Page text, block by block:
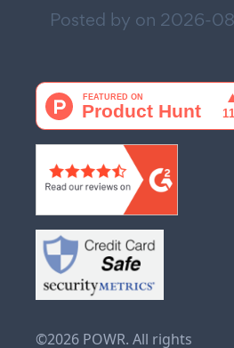
Posted by on 2026-
©2026 POWR. All rights